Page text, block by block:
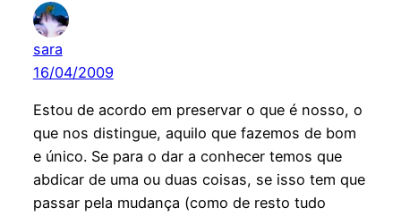
sara
16/04/2009
Estou de acordo em preservar o que é nosso, o
que nos distingue, aquilo que fazemos de bom
e único. Se para o dar a conhecer temos que
abdicar de uma ou duas coisas, se isso tem que
passar pela mudança (como de resto tudo